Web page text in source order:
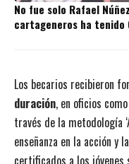
No fue solo Rafael
cartageneros ha tenido
Los becarios recibieron
duración, en oficios
través de la metodología
enseñanza en la acción y
certificados a los jóvenes